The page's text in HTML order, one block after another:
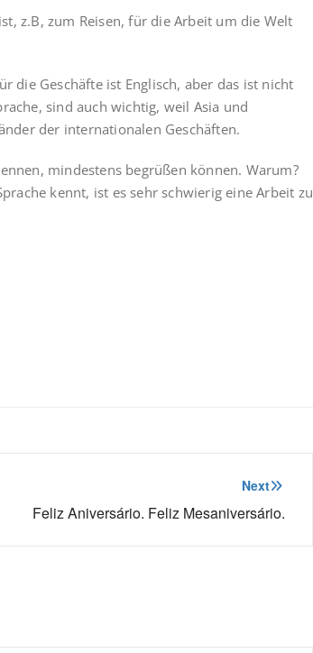
z.B, zum Reisen, für die Arbeit um die Welt
die Geschäfte ist Englisch, aber das ist nicht
sind auch wichtig, weil Asia und
der internationalen Geschäften.
mindestens begrüßen können. Warum?
kennt, ist es sehr schwierig eine Arbeit zu
Next
Feliz Aniversário. Feliz Mesaniversário.